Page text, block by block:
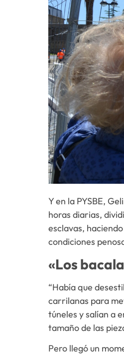
Y en la PYSBE,
horas diarias,
esclavas,
condiciones
«Los
“Había que
carrilanas para
túneles y salían a
tamaño de las
Pero llegó un